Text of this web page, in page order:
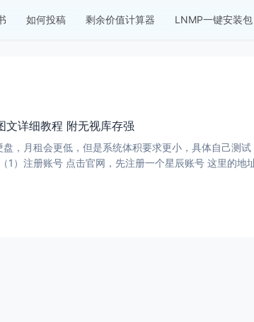
如何投稿 剩余价值计算器 LNMP一键安装包
详细教程 附无视库存强
，月租会更低，但是系统体积要求更小，具体自己
ay.com 一、注册账号并设置基本信息 （1）注册账号 点击官网，